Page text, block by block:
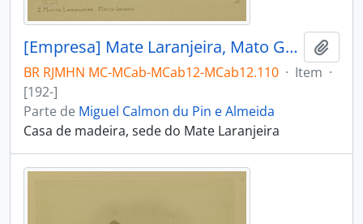
[Empresa] Mate Laranjeira, Mato Grosso
BR RJMHN MC-MCab-MCab12-MCab12.110 · Item ·
[192-]
Parte de Miguel Calmon du Pin e Almeida
Casa de madeira, sede do Mate Laranjeira